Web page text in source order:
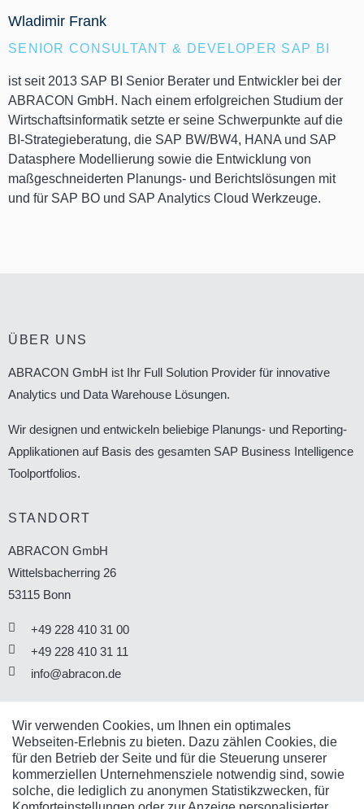
Wladimir Frank
SENIOR CONSULTANT & DEVELOPER SAP BI
ist seit 2013 SAP BI Senior Berater und Entwickler bei der
ABRACON GmbH. Nach einem erfolgreichen Studium der
Wirtschaftsinformatik setzte er seine Schwerpunkte auf die
BI-Strategieberatung, die SAP BW/BW4, HANA und SAP
Datasphere Modellierung sowie die Entwicklung von
maßgeschneiderten Planungs- und Berichtslösungen mit
und für SAP BO und SAP Analytics Cloud Werkzeuge.
ÜBER UNS
ABRACON GmbH ist Ihr Full Solution Provider für innovative
Analytics und Data Warehouse Lösungen.
Wir designen und entwickeln beliebige Planungs- und Reporting-
Applikationen auf Basis des gesamten SAP Business Intelligence
Toolportfolios.
STANDORT
ABRACON GmbH
Wittelsbacherring 26
53115 Bonn
+49 228 410 31 00
+49 228 410 31 11
info@abracon.de
SOCIAL MEDIA
Sie finden uns auch in den Sozialen Business-Netzwerken.
Wir verwenden Cookies, um Ihnen ein optimales
Webseiten-Erlebnis zu bieten. Dazu zählen Cookies, die
für den Betrieb der Seite und für die Steuerung unserer
kommerziellen Unternehmensziele notwendig sind, sowie
solche, die lediglich zu anonymen Statistikzwecken, für